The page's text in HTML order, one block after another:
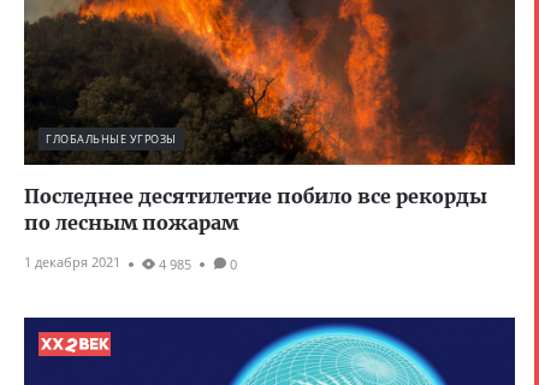
ГЛОБАЛЬНЫЕ УГРОЗЫ
Последнее десятилетие побило все рекорды
по лесным пожарам
1 декабря 2021 4 985 0